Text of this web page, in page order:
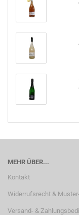
MEHR ÜBER...
Kontakt
Widerrufsrecht &
Versand- &